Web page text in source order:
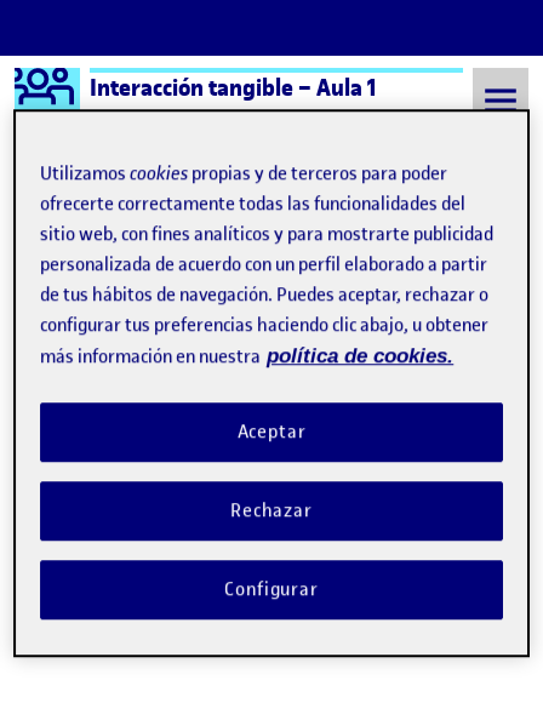
Saltar al contenido
Logo Ágora
Interacción tangible – Aula 1
Semestre 20232 - Aula 1 17 Abril, 2024
17 Abril, 2024
PEC2 Interacción tangible
Publicado por
Xavier Quilis Pina
Fecha de publicación
-comentario
Aquí os dejo el vídeo de mi proyecto. Un «semaforo» que
dependiendo de la luz que recibe se ilumina uno u otro led.
También lleva un piezoeléctrico para realizar sonido según la
frecuencia que reciba. Entrega de la actividad PEC2 …
Utilizamoscookies propias y de terceros para poder
ofrecerte correctamente todas las funcionalidades del
sitio web, con fines analíticos y para mostrarte publicidad
personalizada de acuerdo con un perfil elaborado a partir
de tus hábitos de navegación. Puedes aceptar, rechazar o
configurar tus preferencias haciendo clic abajo, u obtener
más información en nuestra política de cookies.
Rechazar
Aceptar
Configurar